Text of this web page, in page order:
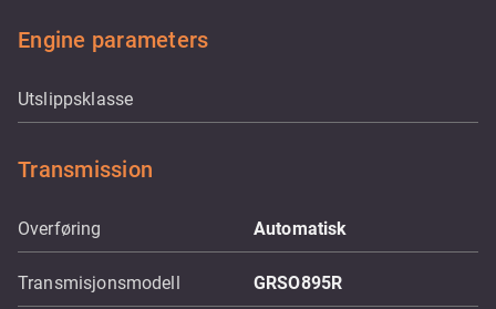
Engine parameters
Utslippsklasse
Transmission
Overføring Automatisk
Transmisjonsmodell GRSO895R